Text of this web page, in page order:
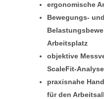
ergonomische
Bewegungs- und
Arbeitsplatz
objektive
ScaleFit-Analyse
praxisnahe
für den